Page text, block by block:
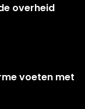
overheid
voeten met